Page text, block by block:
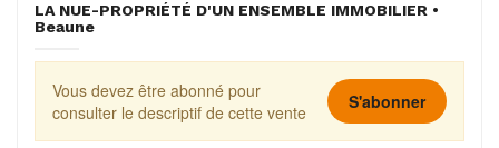
LA NUE-PROPRIÉTÉ D'UN ENSEMBLE IMMOBILIER •
Beaune
Vous devez être abonné pour
consulter le descriptif de cette vente
S'abonner